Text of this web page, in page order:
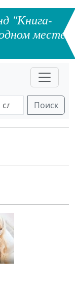
"Книга-
месте
Поиск